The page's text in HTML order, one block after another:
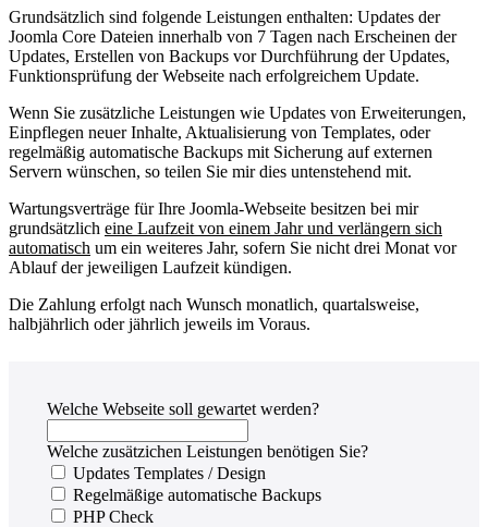
Grundsätzlich sind folgende Leistungen enthalten: Updates der
Joomla Core Dateien innerhalb von 7 Tagen nach Erscheinen der
Updates, Erstellen von Backups vor Durchführung der Updates,
Funktionsprüfung der Webseite nach erfolgreichem Update.
Wenn Sie zusätzliche Leistungen wie Updates von Erweiterungen,
Einpflegen neuer Inhalte, Aktualisierung von Templates, oder
regelmäßig automatische Backups mit Sicherung auf externen
Servern wünschen, so teilen Sie mir dies untenstehend mit.
Wartungsverträge für Ihre Joomla-Webseite besitzen bei mir
grundsätzlich eine Laufzeit von einem Jahr und verlängern sich
automatisch um ein weiteres Jahr, sofern Sie nicht drei Monat vor
Ablauf der jeweiligen Laufzeit kündigen.
Die Zahlung erfolgt nach Wunsch monatlich, quartalsweise,
halbjährlich oder jährlich jeweils im Voraus.
Welche Webseite soll gewartet werden?
Welche zusätzichen Leistungen benötigen Sie?
Updates Templates / Design
Regelmäßige automatische Backups
PHP Check